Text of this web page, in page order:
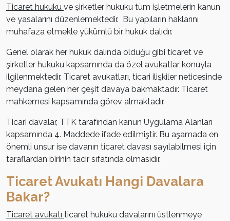
Ticaret hukuku ve şirketler hukuku tüm işletmelerin kanun
ve yasalarını düzenlemektedir. Bu yapıların haklarını
muhafaza etmekle yükümlü bir hukuk dalıdır.
Genel olarak her hukuk dalında olduğu gibi ticaret ve
şirketler hukuku kapsamında da özel avukatlar konuyla
ilgilenmektedir. Ticaret avukatları, ticari ilişkiler neticesinde
meydana gelen her çeşit davaya bakmaktadır. Ticaret
mahkemesi kapsamında görev almaktadır.
Ticari davalar, TTK tarafından kanun Uygulama Alanları
kapsamında 4. Maddede ifade edilmiştir. Bu aşamada en
önemli unsur ise davanın ticaret davası sayılabilmesi için
taraflardan birinin tacir sıfatında olmasıdır.
Ticaret Avukatı Hangi Davalara
Bakar?
Ticaret avukatı ticaret hukuku davalarını üstlenmeye